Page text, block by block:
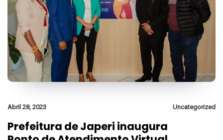
Abril 28, 2023 Uncategorized
Prefeitura de Japeri inaugura